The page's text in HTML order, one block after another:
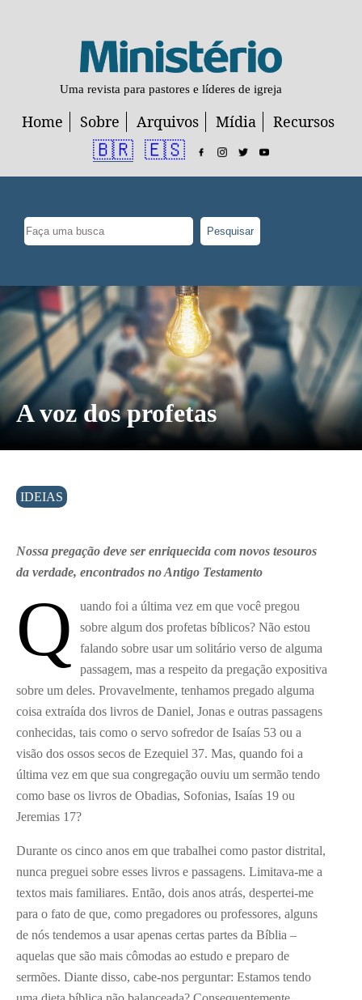
Uma revista para pastores e líderes de igreja
Home Sobre Arquivos Mídia Recursos
🇧🇷 🇪🇸
Pesquisar
A voz dos profetas
IDEIAS
Nossa pregação deve ser enriquecida com novos tesouros
da verdade, encontrados no Antigo Testamento
Q
uando foi a última vez em que você pregou
sobre algum dos profetas bíblicos? Não estou
falando sobre usar um solitário verso de alguma
passagem, mas a respeito da pregação expositiva
sobre um deles. Provavelmente, tenhamos pregado alguma
coisa extraída dos livros de Daniel, Jonas e outras passagens
conhecidas, tais como o servo sofredor de Isaías 53 ou a
visão dos ossos secos de Ezequiel 37. Mas, quando foi a
última vez em que sua congregação ouviu um sermão tendo
como base os livros de Obadias, Sofonias, Isaías 19 ou
Jeremias 17?
Durante os cinco anos em que trabalhei como pastor distrital,
nunca preguei sobre esses livros e passagens. Limitava-me a
textos mais familiares. Então, dois anos atrás, despertei-me
para o fato de que, como pregadores ou professores, alguns
de nós tendemos a usar apenas certas partes da Bíblia –
aquelas que são mais cômodas ao estudo e preparo de
sermões. Diante disso, cabe-nos perguntar: Estamos tendo